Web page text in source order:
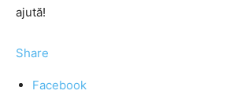
ajută!
Share
Facebook